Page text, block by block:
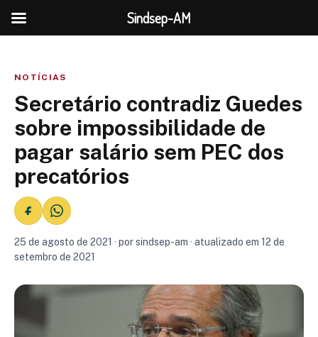
NOTÍCIAS
Secretário contradiz Guedes
sobre impossibilidade de
pagar salário sem PEC dos
precatórios
25 de agosto de 2021 · por sindsep-am · atualizado em 12 de
setembro de 2021
Sindsep-AM